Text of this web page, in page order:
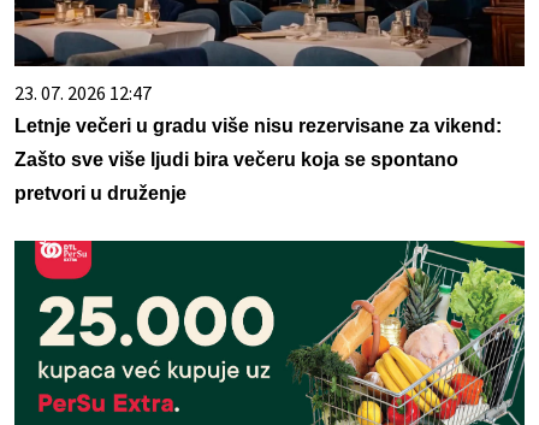
23. 07. 2026 12:47
Letnje večeri u gradu više nisu rezervisane za vikend:
Zašto sve više ljudi bira večeru koja se spontano
pretvori u druženje